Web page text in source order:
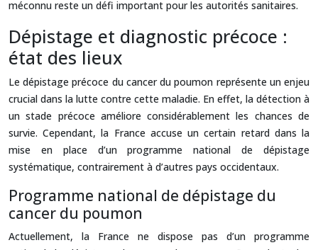
méconnu reste un défi important pour les autorités sanitaires.
Dépistage et diagnostic précoce :
état des lieux
Le dépistage précoce du cancer du poumon représente un enjeu
crucial dans la lutte contre cette maladie. En effet, la détection à
un stade précoce améliore considérablement les chances de
survie. Cependant, la France accuse un certain retard dans la
mise en place d’un programme national de dépistage
systématique, contrairement à d’autres pays occidentaux.
Programme national de dépistage du
cancer du poumon
Actuellement, la France ne dispose pas d’un programme